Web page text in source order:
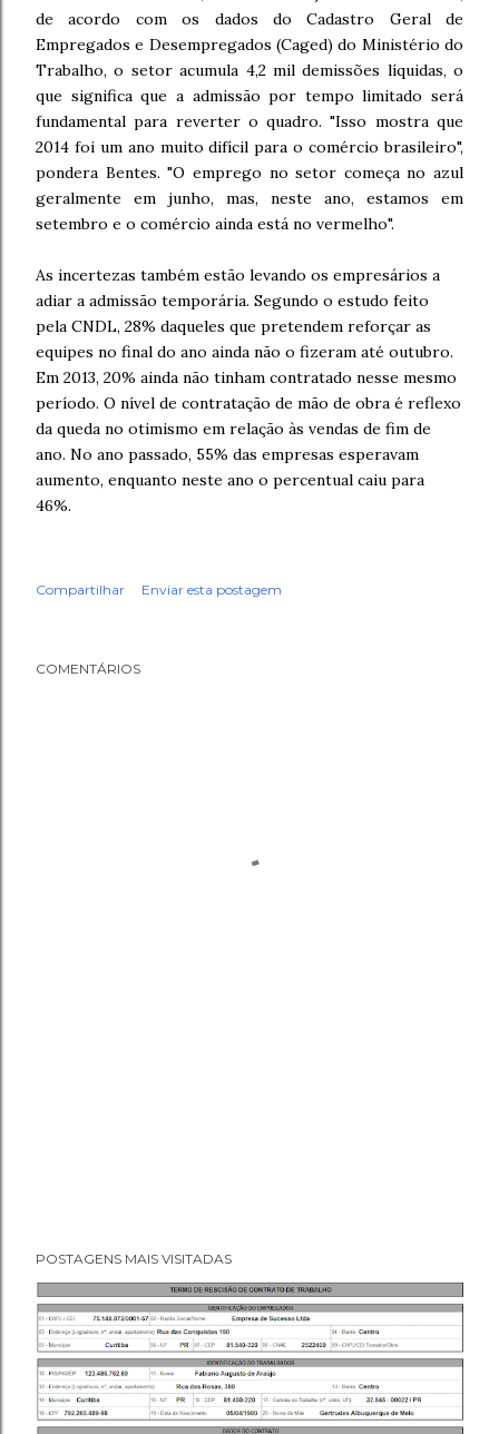
de acordo com os dados do Cadastro Geral de
Empregados e Desempregados (Caged) do Ministério do
Trabalho, o setor acumula 4,2 mil demissões líquidas, o
que significa que a admissão por tempo limitado será
fundamental para reverter o quadro. "Isso mostra que
2014 foi um ano muito difícil para o comércio brasileiro",
pondera Bentes. "O emprego no setor começa no azul
geralmente em junho, mas, neste ano, estamos em
setembro e o comércio ainda está no vermelho".
As incertezas também estão levando os empresários a
adiar a admissão temporária. Segundo o estudo feito
pela CNDL, 28% daqueles que pretendem reforçar as
equipes no final do ano ainda não o fizeram até outubro.
Em 2013, 20% ainda não tinham contratado nesse mesmo
período. O nível de contratação de mão de obra é reflexo
da queda no otimismo em relação às vendas de fim de
ano. No ano passado, 55% das empresas esperavam
aumento, enquanto neste ano o percentual caiu para
46%.
Compartilhar Enviar esta postagem
COMENTÁRIOS
POSTAGENS MAIS VISITADAS